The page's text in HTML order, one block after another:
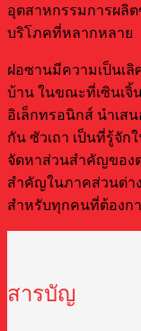
อุตสาหกรรมการผลิ
บริโภคที่หลากหลาย
ฝอซานมีความเป็นเลิ
บ้าน ในขณะที่เซินเจิ้
อิเล็กทรอนิกส์ นำเส
กัน ซัวเถา เป็นที่รู้จัก
จัดหาส่วนสำคัญของ
สำคัญในภาคส่วนต่า
สำหรับทุกคนที่ต้องก
สารบัญ